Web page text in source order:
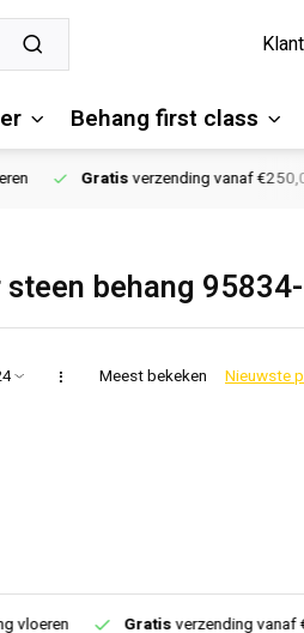
Behang first class
€250,00 deskundig advies in
behang
Meest bekeken Nieuwste
vanaf €250,00 deskundig advies in